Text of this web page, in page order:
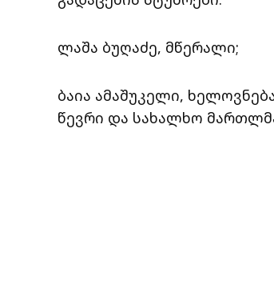
ლაშა ბუღაძე, მწერალი;
ბაია ამაშუკელი,
წევრი და სახალხო